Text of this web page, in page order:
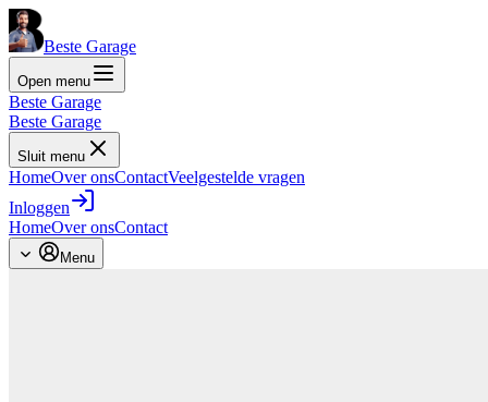
Beste Garage
Open menu
Beste Garage
Beste Garage
Sluit menu
HomeOver onsContactVeelgestelde vragen
Inloggen
HomeOver onsContact
Menu